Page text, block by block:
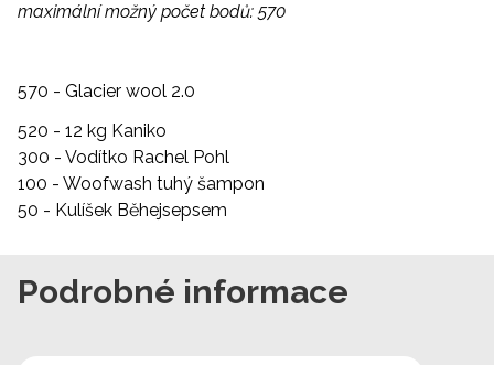
maximální možný počet bodů: 570
570 - Glacier wool 2.0
520 - 12 kg Kaniko
300 - Vodítko Rachel Pohl
100 - Woofwash tuhý šampon
50 - Kulíšek Běhejsepsem
Podrobné informace